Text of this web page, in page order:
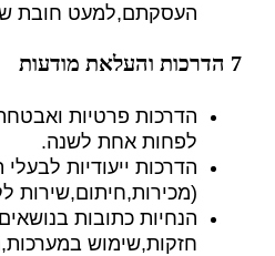
העסקתם,למעט חובת
7 הדרכות והעלאת מודעות
הדרכות פרטיות
לפחות אחת לשנה.
הדרכות ייעודיות
(מכירות,חיתום,שירות
הנחיות כתובות
חזקות,שימוש